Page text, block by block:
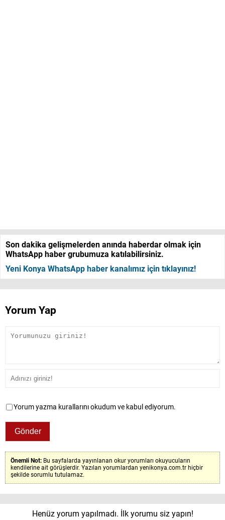
Son dakika gelişmelerden anında haberdar olmak için
WhatsApp haber grubumuza katılabilirsiniz.
Yeni Konya WhatsApp haber kanalımız için tıklayınız!
Yorum Yap
Yorum yazma kurallarını okudum ve kabul ediyorum.
Önemli Not: Bu sayfalarda yayınlanan okur yorumları okuyucuların
kendilerine ait görüşlerdir. Yazılan yorumlardan yenikonya.com.tr hiçbir
şekilde sorumlu tutulamaz.
Henüz yorum yapılmadı. İlk yorumu siz yapın!